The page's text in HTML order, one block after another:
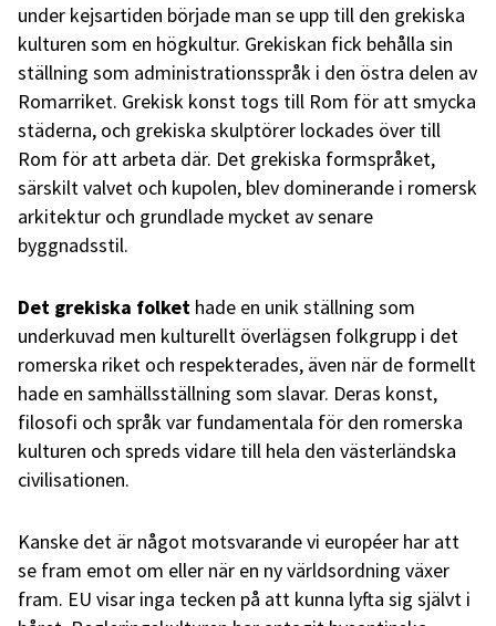
under kejsartiden började man se upp till den grekiska
kulturen som en högkultur. Grekiskan fick behålla sin
ställning som administrationsspråk i den östra delen av
Romarriket. Grekisk konst togs till Rom för att smycka
städerna, och grekiska skulptörer lockades över till
Rom för att arbeta där. Det grekiska formspråket,
särskilt valvet och kupolen, blev dominerande i romersk
arkitektur och grundlade mycket av senare
byggnadsstil.
Det grekiska folket hade en unik ställning som
underkuvad men kulturellt överlägsen folkgrupp i det
romerska riket och respekterades, även när de formellt
hade en samhällsställning som slavar. Deras konst,
filosofi och språk var fundamentala för den romerska
kulturen och spreds vidare till hela den västerländska
civilisationen.
Kanske det är något motsvarande vi européer har att
se fram emot om eller när en ny världsordning växer
fram. EU visar inga tecken på att kunna lyfta sig självt i